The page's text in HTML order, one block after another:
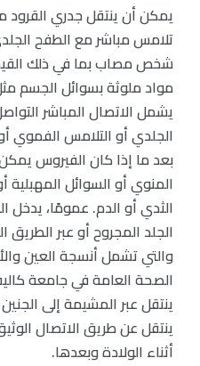
يمكن أن ينتقل جدري
تلامس مباشر مع الطفح
شخص مصاب بما في ذلك
مواد ملوثة بسوائل الجسم
يشمل الاتصال المباشر
الجلدي أو التلامس الفموي
بعد ما إذا كان الفيروس
المنوي أو السوائل المهبلية
الثدي أو الدم. عمومًا،
الجلد المجروح أو عبر
والتي تشمل أنسجة العين
الصحة العامة في جامعة
ينتقل عبر المشيمة إلى
ينتقل عن طريق الاتصال
أثناء الولادة وبعدها.